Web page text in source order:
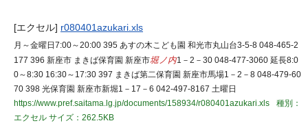
[エクセル] r080401azukari.xls
月～金曜日7:00～20:00 395 あすの木こども園 和光市丸山台3-5-8 048-465-2
177 396 新座市 まきば保育園 新座市堀ノ内1－2－30 048-477-3060 延長8:0
0～8:30 16:30～17:30 397 まきば第二保育園 新座市馬場1－2－8 048-479-60
70 398 光保育園 新座市新堀1－17－6 042-497-8167 土曜日
https://www.pref.saitama.lg.jp/documents/158934/r080401azukari.xls
種別：
エクセル サイズ：262.5KB